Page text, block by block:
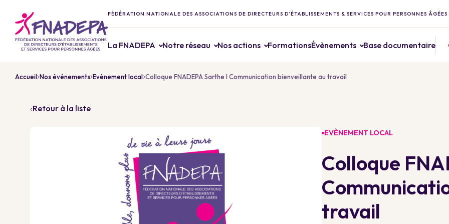
FÉDÉRATION NATIONALE DES ASSOCIATIONS DE DIRECTEURS D’ÉTABLISSEMENTS & SERVICES POUR PERSONNES ÂGÉES
La FNADEPA Notre réseau Nos actions FormationsÉvènements Base documentaire
Accueil Nos événements Evènement local Colloque FNADEPA Sarthe I Communication bienveillante au travail
Retour à la liste
EVÈNEMENT LOCAL
Colloque
travail